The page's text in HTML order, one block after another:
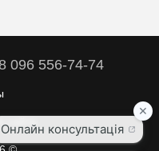
096 556-74-74